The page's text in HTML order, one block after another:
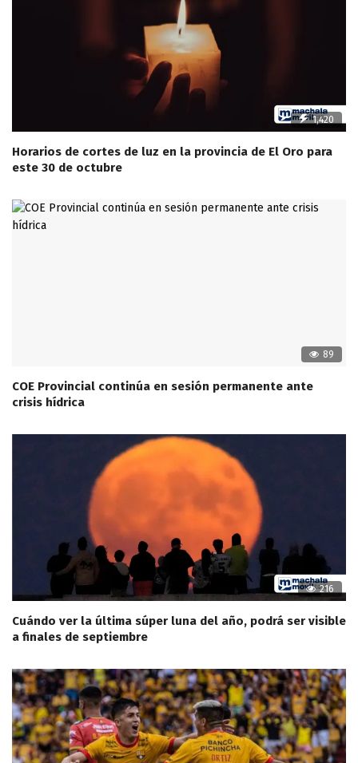
1,420
Horarios de cortes de luz en la provincia de El Oro para
este 30 de octubre
89
COE Provincial continúa en sesión permanente ante
crisis hídrica
216
Cuándo ver la última súper luna del año, podrá ser visible
a finales de septiembre